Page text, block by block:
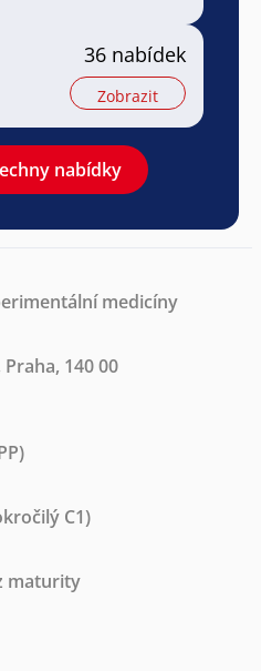
36 nabídek
Zobrazit
nabídky
medicíny
140 00
C1)
maturity